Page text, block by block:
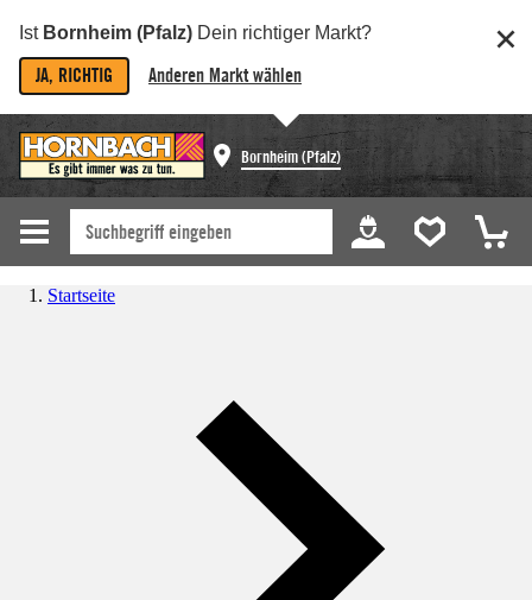
Ist Bornheim (Pfalz) Dein richtiger Markt?
JA, RICHTIG Anderen Markt wählen
Bornheim (Pfalz)
Startseite